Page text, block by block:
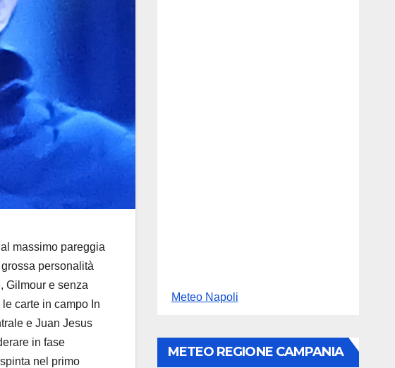
massimo pareggia
personalità
Gilmour e senza
carte in campo In
e Juan Jesus
in fase
nel primo
Meteo Napoli
METEO REGIONE CAMPANIA